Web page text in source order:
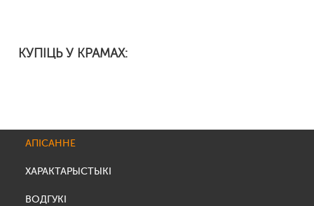
КУПІЦЬ У КРАМАХ:
АПІСАННЕ
ХАРАКТАРЫСТЫКІ
ВОДГУКІ